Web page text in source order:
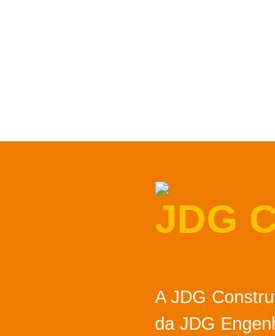
JDG
A JDG
da JDG